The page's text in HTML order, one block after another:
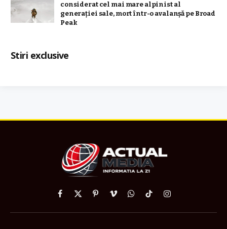
considerat cel mai mare alpinist al
generației sale, mort într-o avalanșă pe Broad
Peak
Stiri exclusive
Facebook
X
PinterestVimeoWhatsApp
TikTokInstagram